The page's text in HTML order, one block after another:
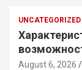
UNCATEGORIZED
August 6, 2026